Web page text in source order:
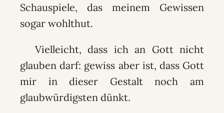
Schauspiele, das meinem Gewissen
sogar wohlthut.
Vielleicht, dass ich an Gott nicht
glauben darf: gewiss aber ist, dass Gott
mir in dieser Gestalt noch am
glaubwürdigsten dünkt.